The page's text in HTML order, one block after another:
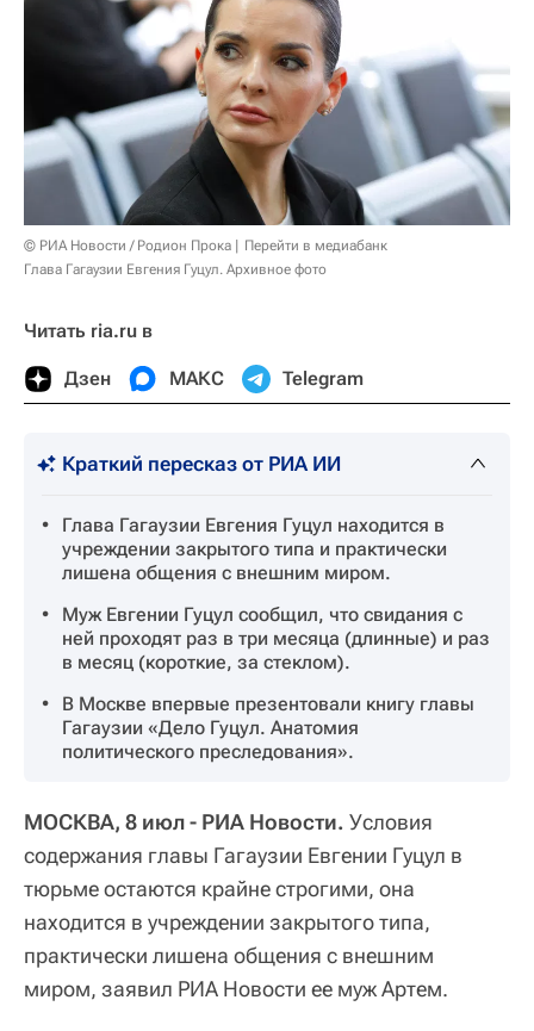
© РИА Новости / Родион Прока
Перейти в медиабанк
Глава Гагаузии Евгения Гуцул. Архивное фото
Читать ria.ru в
Дзен МАКС Telegram
Краткий пересказ от РИА ИИ
Глава Гагаузии Евгения Гуцул находится в
учреждении закрытого типа и практически
лишена общения с внешним миром.
Муж Евгении Гуцул сообщил, что свидания с
ней проходят раз в три месяца (длинные) и раз
в месяц (короткие, за стеклом).
В Москве впервые презентовали книгу главы
Гагаузии «Дело Гуцул. Анатомия
политического преследования».
МОСКВА, 8 июл - РИА Новости. Условия
содержания главы Гагаузии Евгении Гуцул в
тюрьме остаются крайне строгими, она
находится в учреждении закрытого типа,
практически лишена общения с внешним
миром, заявил РИА Новости ее муж Артем.